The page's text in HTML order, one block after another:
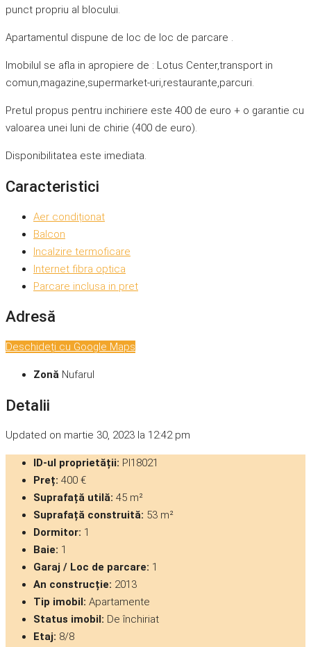
punct propriu al blocului.
Apartamentul dispune de loc de loc de parcare .
Imobilul se afla in apropiere de : Lotus Center,transport in
comun,magazine,supermarket-uri,restaurante,parcuri.
Pretul propus pentru inchiriere este 400 de euro + o garantie cu
valoarea unei luni de chirie (400 de euro).
Disponibilitatea este imediata.
Caracteristici
Aer condiționat
Balcon
Incalzire termoficare
Internet fibra optica
Parcare inclusa in pret
Adresă
Deschideți cu Google Maps
Zonă Nufarul
Detalii
Updated on martie 30, 2023 la 12:42 pm
ID-ul proprietății: PI18021
Preț: 400 €
Suprafață utilă: 45 m²
Suprafață construită: 53 m²
Dormitor: 1
Baie: 1
Garaj / Loc de parcare: 1
An construcție: 2013
Tip imobil: Apartamente
Status imobil: De închiriat
Etaj: 8/8